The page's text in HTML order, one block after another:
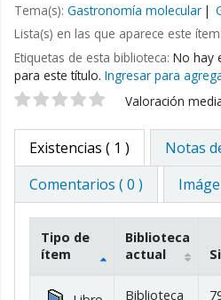
Tema(s): Gastronomía molecular
Lista(s) en las que aparece este ítem:
Etiquetas de esta biblioteca: No hay
para este título. Ingresar para
Valoración Valoración
Existencias ( 1 )
Notas
Comentarios ( 0 )
Tipo de
ítem
Biblioteca
actual
Biblioteca